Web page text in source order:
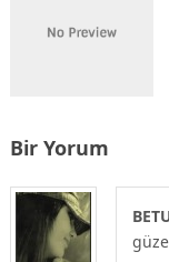
Bir Yorum